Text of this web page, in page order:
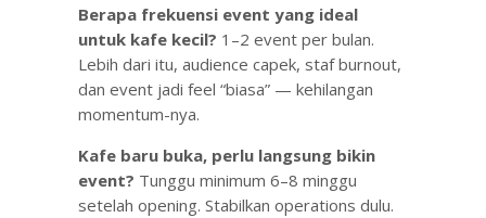
Berapa frekuensi event yang ideal
untuk kafe kecil? 1–2 event per bulan.
Lebih dari itu, audience capek, staf burnout,
dan event jadi feel “biasa” — kehilangan
momentum-nya.
Kafe baru buka, perlu langsung bikin
event? Tunggu minimum 6–8 minggu
setelah opening. Stabilkan operations dulu.